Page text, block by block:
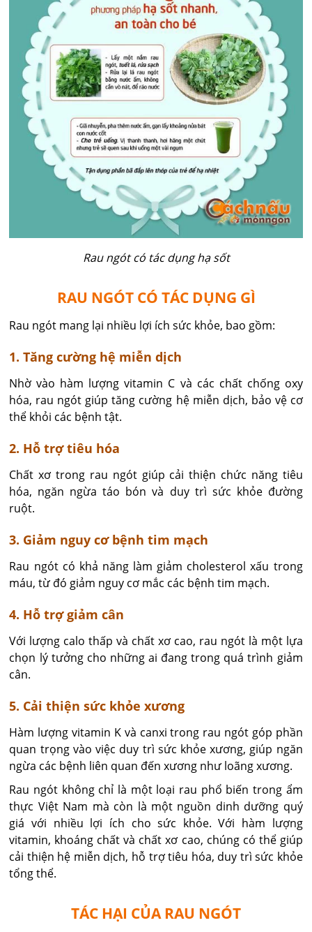
Rau ngót có tác dụng hạ sốt
RAU NGÓT CÓ TÁC DỤNG GÌ
Rau ngót mang lại nhiều lợi ích sức khỏe, bao gồm:
1. Tăng cường hệ miễn dịch
Nhờ vào hàm lượng vitamin C và các chất chống oxy
hóa, rau ngót giúp tăng cường hệ miễn dịch, bảo vệ cơ
thể khỏi các bệnh tật.
2. Hỗ trợ tiêu hóa
Chất xơ trong rau ngót giúp cải thiện chức năng tiêu
hóa, ngăn ngừa táo bón và duy trì sức khỏe đường
ruột.
3. Giảm nguy cơ bệnh tim mạch
Rau ngót có khả năng làm giảm cholesterol xấu trong
máu, từ đó giảm nguy cơ mắc các bệnh tim mạch.
4. Hỗ trợ giảm cân
Với lượng calo thấp và chất xơ cao, rau ngót là một lựa
chọn lý tưởng cho những ai đang trong quá trình giảm
cân.
5. Cải thiện sức khỏe xương
Hàm lượng vitamin K và canxi trong rau ngót góp phần
quan trọng vào việc duy trì sức khỏe xương, giúp ngăn
ngừa các bệnh liên quan đến xương như loãng xương.
Rau ngót không chỉ là một loại rau phổ biến trong ẩm
thực Việt Nam mà còn là một nguồn dinh dưỡng quý
giá với nhiều lợi ích cho sức khỏe. Với hàm lượng
vitamin, khoáng chất và chất xơ cao, chúng có thể giúp
cải thiện hệ miễn dịch, hỗ trợ tiêu hóa, duy trì sức khỏe
tổng thể.
TÁC HẠI CỦA RAU NGÓT